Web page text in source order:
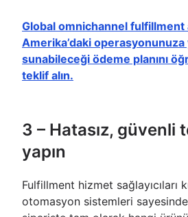
Global omnichannel fulfillment
Amerika’daki
sunabileceği ödeme planını
teklif alın.
3 – Hatasız, güvenli
yapın
Fulfillment hizmet sağlayıcıları
otomasyon sistemleri